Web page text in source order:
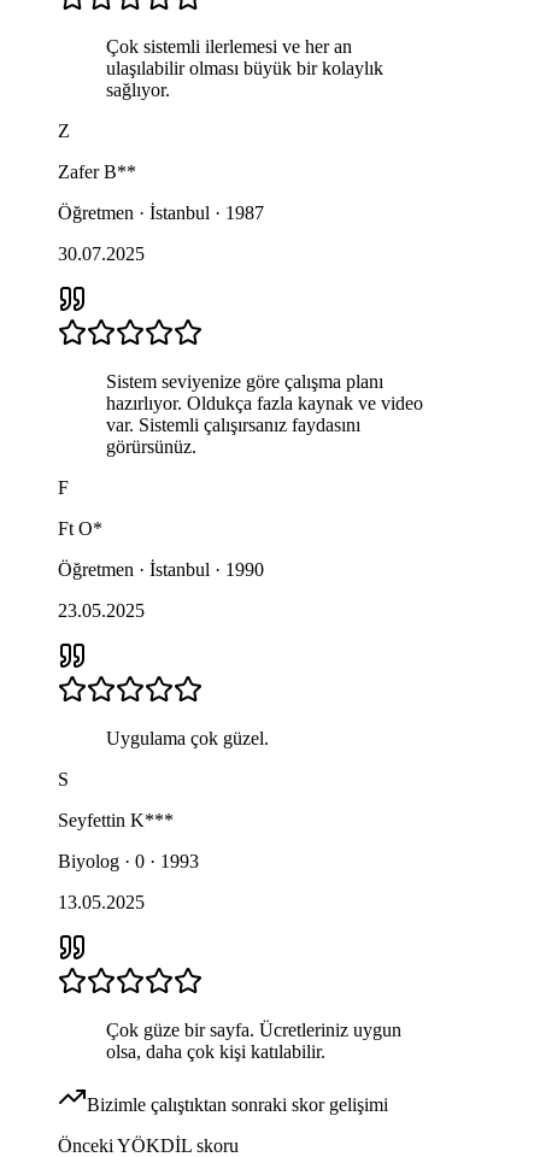
Çok sistemli ilerlemesi ve her an
ulaşılabilir olması büyük bir kolaylık
sağlıyor.
Z
Zafer B**
Öğretmen · İstanbul · 1987
30.07.2025
Sistem seviyenize göre çalışma planı
hazırlıyor. Oldukça fazla kaynak ve video
var. Sistemli çalışırsanız faydasını
görürsünüz.
F
Ft O*
Öğretmen · İstanbul · 1990
23.05.2025
Uygulama çok güzel.
S
Seyfettin K***
Biyolog · 0 · 1993
13.05.2025
Çok güze bir sayfa. Ücretleriniz uygun
olsa, daha çok kişi katılabilir.
Bizimle çalıştıktan sonraki skor gelişimi
Önceki YÖKDİL skoru